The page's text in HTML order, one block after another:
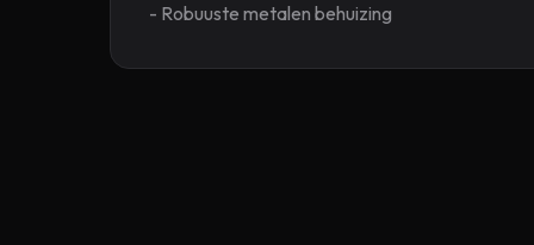
- Robuuste metalen behuizing